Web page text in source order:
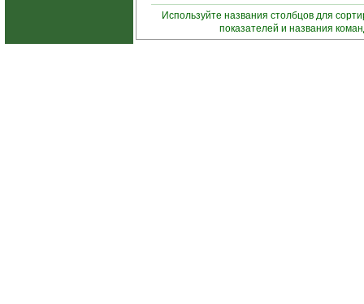
Используйте названия столбцов для
показателей и названия